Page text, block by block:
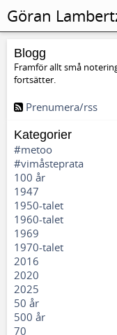
Blogg
Framför allt små
fortsätter.
Prenumera/rss
Kategorier
#metoo
#vimåsteprata
100 år
1947
1950-talet
1960-talet
1969
1970-talet
2016
2020
2025
50 år
500 år
70
Göran
Abortmotstånd